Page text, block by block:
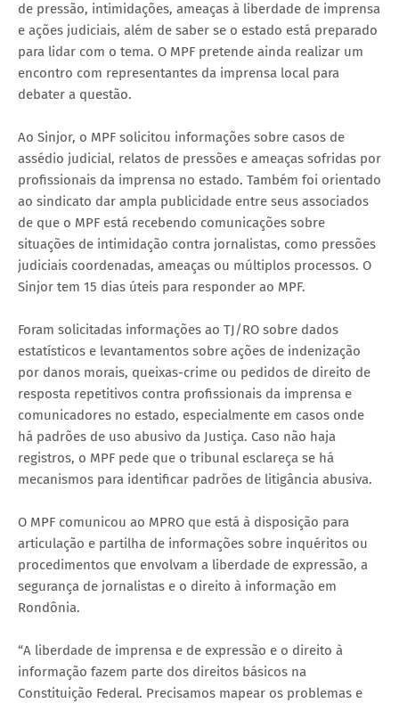
de pressão, intimidações, ameaças à liberdade de imprensa
e ações judiciais, além de saber se o estado está preparado
para lidar com o tema. O MPF pretende ainda realizar um
encontro com representantes da imprensa local para
debater a questão.
Ao Sinjor, o MPF solicitou informações sobre casos de
assédio judicial, relatos de pressões e ameaças sofridas por
profissionais da imprensa no estado. Também foi orientado
ao sindicato dar ampla publicidade entre seus associados
de que o MPF está recebendo comunicações sobre
situações de intimidação contra jornalistas, como pressões
judiciais coordenadas, ameaças ou múltiplos processos. O
Sinjor tem 15 dias úteis para responder ao MPF.
Foram solicitadas informações ao TJ/RO sobre dados
estatísticos e levantamentos sobre ações de indenização
por danos morais, queixas-crime ou pedidos de direito de
resposta repetitivos contra profissionais da imprensa e
comunicadores no estado, especialmente em casos onde
há padrões de uso abusivo da Justiça. Caso não haja
registros, o MPF pede que o tribunal esclareça se há
mecanismos para identificar padrões de litigância abusiva.
O MPF comunicou ao MPRO que está à disposição para
articulação e partilha de informações sobre inquéritos ou
procedimentos que envolvam a liberdade de expressão, a
segurança de jornalistas e o direito à informação em
Rondônia.
“A liberdade de imprensa e de expressão e o direito à
informação fazem parte dos direitos básicos na
Constituição Federal. Precisamos mapear os problemas e